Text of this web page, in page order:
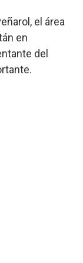
el área
en
del